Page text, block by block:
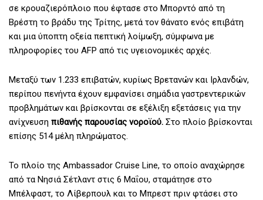
σε κρουαζιερόπλοιο που έφτασε στο Μπορντό από τη
Βρέστη το βράδυ της Τρίτης, μετά τον θάνατο ενός επιβάτη
και μια ύποπτη οξεία πεπτική λοίμωξη, σύμφωνα με
πληροφορίες του AFP από τις υγειονομικές αρχές.
Μεταξύ των 1.233 επιβατών, κυρίως Βρετανών και Ιρλανδών,
περίπου πενήντα έχουν εμφανίσει σημάδια γαστρεντερικών
προβλημάτων και βρίσκονται σε εξέλιξη εξετάσεις για την
ανίχνευση πιθανής παρουσίας νοροϊού. Στο πλοίο βρίσκονται
επίσης 514 μέλη πληρώματος.
Το πλοίο της Ambassador Cruise Line, το οποίο αναχώρησε
από τα Νησιά Σέτλαντ στις 6 Μαΐου, σταμάτησε στο
Μπέλφαστ, το Λίβερπουλ και το Μπρεστ πριν φτάσει στο